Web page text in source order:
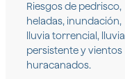
Riesgos de pedrisco,
heladas, inundación,
lluvia torrencial, lluvia
persistente y vientos
huracanados.